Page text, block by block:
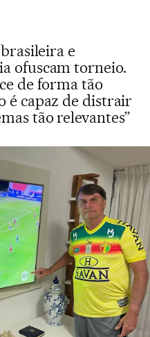
e
ofuscam torneio.
de forma tão
é capaz de distrair
tão relevantes”